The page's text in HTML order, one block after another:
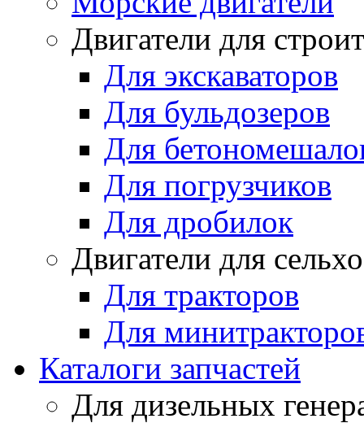
Двигатели для
Для экскаваторов
Для бульдозеров
Для
Для погрузчиков
Для дробилок
Двигатели для
Для тракторов
Для
Каталоги запчастей
Для дизельных